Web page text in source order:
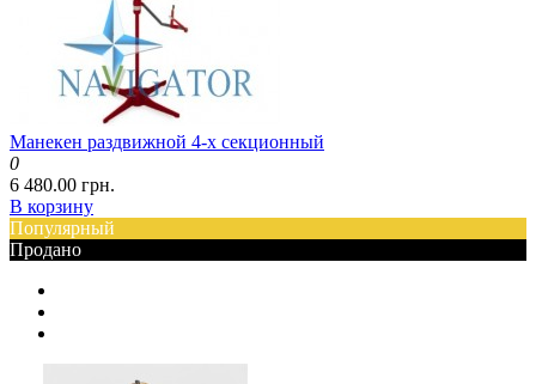
Манекен раздвижной 4-х секционный
0
6 480.00 грн.
В корзину
Популярный
Продано